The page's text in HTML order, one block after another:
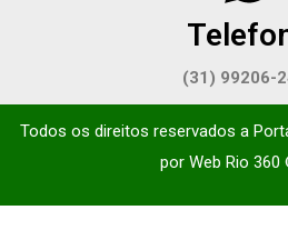
(31) 99206-
Todos os direitos reservados a
por Web Rio 360